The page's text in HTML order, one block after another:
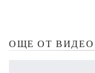
ОЩЕ ОТ ВИДЕО